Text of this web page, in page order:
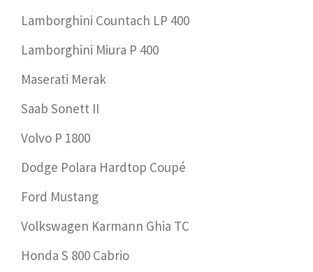
Lamborghini Countach LP 400
Lamborghini Miura P 400
Maserati Merak
Saab Sonett II
Volvo P 1800
Dodge Polara Hardtop Coupé
Ford Mustang
Volkswagen Karmann Ghia TC
Honda S 800 Cabrio